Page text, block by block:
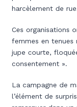
harcèlement de
Ces organisations
femmes en
jupe courte,
consentement ».
La campagne de
l’élément de